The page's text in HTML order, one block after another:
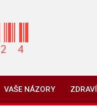
VAŠE NÁZORY ZDRAVÍ